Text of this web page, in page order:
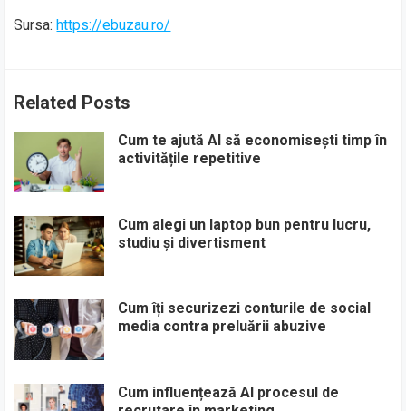
Sursa:https://ebuzau.ro/
Related Posts
Cum te ajută AI să economisești timp în
activitățile repetitive
Cum alegi un laptop bun pentru lucru,
studiu și divertisment
Cum îți securizezi conturile de social
media contra preluării abuzive
Cum influențează AI procesul de